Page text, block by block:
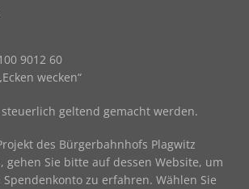
9012 60
wecken“
geltend gemacht werden.
des Bürgerbahnhofs Plagwitz
gehen Sie bitte auf dessen Website, um
zu erfahren. Wählen Sie